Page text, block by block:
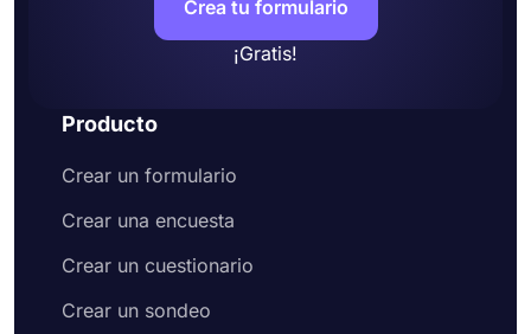
Crea tu formulario
¡Gratis!
Producto
Crear un formulario
Crear una encuesta
Crear un cuestionario
Crear un sondeo